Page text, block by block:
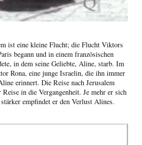
ist eine kleine Flucht; die Flucht Viktors
begann und in einem französischen
in dem seine Geliebte, Aline, starb. Im
Rona, eine junge Israelin, die ihn immer
erinnert. Die Reise nach Jerusalem
in die Vergangenheit. Je mehr er sich
empfindet er den Verlust Alines.